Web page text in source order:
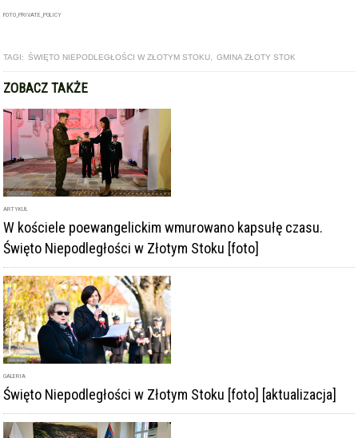
FOTO_PRIVATE_POLICY
TAGI: ŚWIĘTO NIEPODLEGŁOŚCI W ZŁOTYM STOKU, GMINA ZŁOTY STOK
ZOBACZ TAKŻE
ARTYKUŁ
W kościele poewangelickim wmurowano kapsułę czasu.
Święto Niepodległości w Złotym Stoku [foto]
GALERIA
Święto Niepodległości w Złotym Stoku [foto] [aktualizacja]